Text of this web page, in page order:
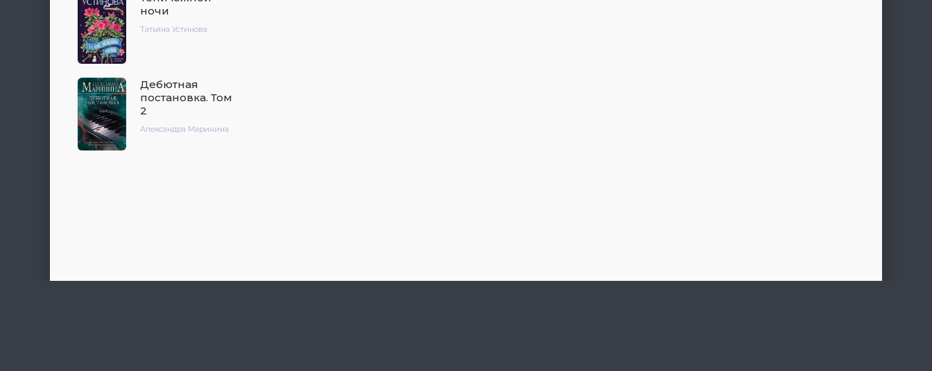
ночи
Татьяна Устинова
Дебютная
постановка. Том
2
Александра Маринина